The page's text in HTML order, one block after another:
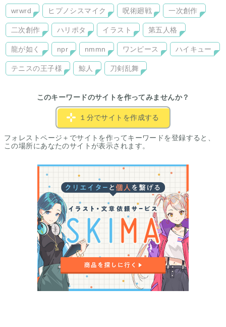
wrwrd ヒプノシスマイク 呪術廻戦 一次創作
二次創作 ハリポタ イラスト 第五人格
龍が如く npr nmmn ワンピース ハイキュー
テニスの王子様 鯨人 刀剣乱舞
このキーワードのサイトを作ってみませんか？
１分でサイトを作成する
フォレストページ＋でサイトを作ってキーワードを登録すると、
この場所にあなたのサイトが表示されます。